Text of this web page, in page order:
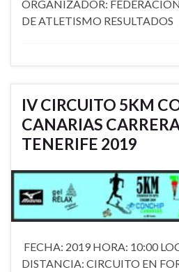
ORGANIZADOR:
DE ATLETISMO
IV CIRCUITO 5KM
CANARIAS
TENERIFE 2019
FECHA: 2019 HORA: 10:00
DISTANCIA: CIRCUITO EN